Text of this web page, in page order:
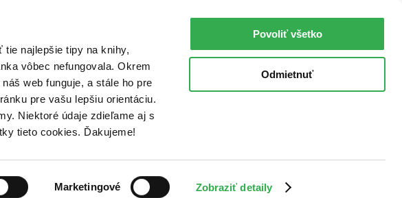
najlepšie tipy na knihy,
vôbec nefungovala. Okrem
web funguje, a stále ho pre
pre vašu lepšiu orientáciu.
Niektoré údaje zdieľame aj s
tieto cookies. Ďakujeme!
Marketingové Zobraziť detaily
Povoliť všetko
Odmietnuť